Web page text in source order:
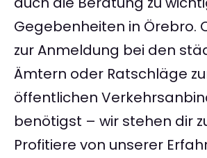
Gegebenheiten in Örebro.
zur Anmeldung bei den
Ämtern oder Ratschläge
öffentlichen
benötigst – wir stehen dir
Profitiere von unserer